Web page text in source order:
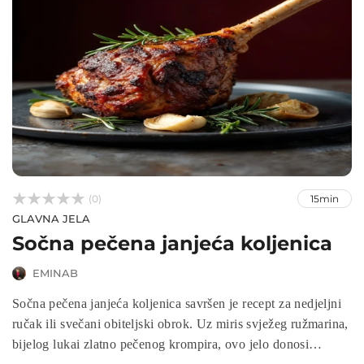


 (0) 15min
GLAVNA JELA
Sočna pečena janjeća koljenica
EMINAB
Sočna pečena janjeća koljenica savršen je recept za nedjeljni
ručak ili svečani obiteljski obrok. Uz miris svježeg ružmarina,
bijelog lukai zlatno pečenog krompira, ovo jelo donosi